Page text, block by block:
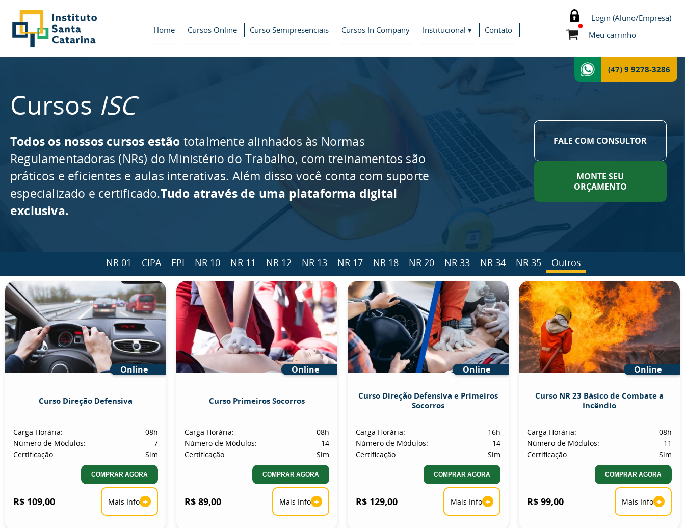
Home Cursos Online Curso Semipresenciais Cursos In Company Institucional ▾ Contato
Login (Aluno/Empresa)
Meu carrinho
(47) 9 9278-3286
Cursos ISC
Todos os nossos cursos estão totalmente alinhados às Normas
Regulamentadoras (NRs) do Ministério do Trabalho, com treinamentos são
práticos e eficientes e aulas interativas. Além disso você conta com suporte
especializado e certificado.Tudo através de uma plataforma digital
exclusiva.
FALE COM CONSULTOR
MONTE SEU
ORÇAMENTO
NR 01 CIPA EPI NR 10 NR 11 NR 12 NR 13 NR 17 NR 18 NR 20 NR 33 NR 34 NR 35 Outros
Online
Curso Direção Defensiva
Carga Horária:
08h
Número de Módulos:
7
Certificação:
Sim
COMPRAR AGORA
R$ 109,00 Mais Info +
Online
Curso Primeiros Socorros
Carga Horária:
08h
Número de Módulos:
14
Certificação:
Sim
COMPRAR AGORA
R$ 89,00 Mais Info +
Online
Curso Direção Defensiva e Primeiros
Socorros
Carga Horária:
16h
Número de Módulos:
14
Certificação:
Sim
COMPRAR AGORA
R$ 129,00 Mais Info +
Online
Curso NR 23 Básico de Combate a
Incêndio
Carga Horária:
08h
Número de Módulos:
11
Certificação:
Sim
COMPRAR AGORA
R$ 99,00 Mais Info +